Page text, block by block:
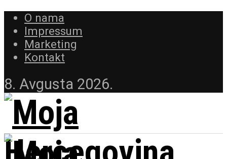
O nama
Impressum
Marketing
Kontakt
8. Avgusta 2026.